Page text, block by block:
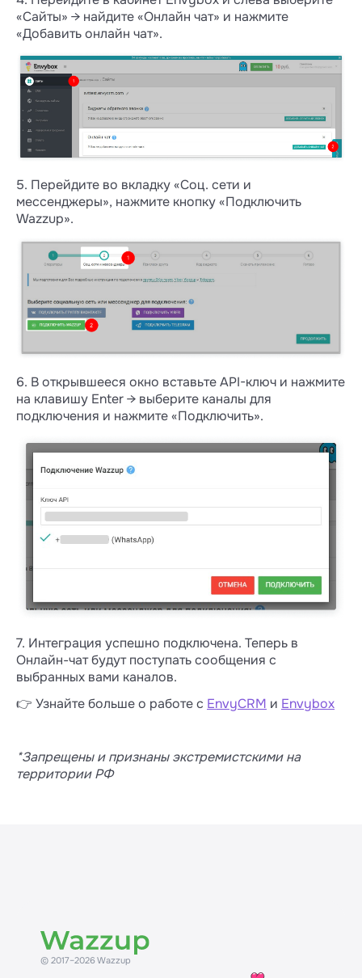
«Сайты» → найдите «Онлайн чат» и нажмите
«Добавить онлайн чат».
5. Перейдите во вкладку «Соц. сети и
мессенджеры», нажмите кнопку «Подключить
Wazzup».
6. В открывшееся окно вставьте API-ключ и нажмите
на клавишу Enter → выберите каналы для
подключения и нажмите «Подключить».
7. Интеграция успешно подключена. Теперь в
Онлайн-чат будут поступать сообщения с
выбранных вами каналов.
👉 Узнайте больше о работе с EnvyCRM и Envybox
*Запрещены и признаны экстремистскими на
территории РФ
© 2017–2026 Wazzup